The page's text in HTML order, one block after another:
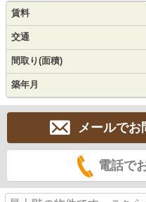
賃料
交通
間取り(面積)
築年月
メールでお
電話で